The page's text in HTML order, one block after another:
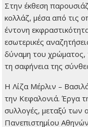
Στην έκθεση
κολλάζ, μέσα από τις
έντονη
εσωτερικές
δύναμη του χρώματος,
τη σαφήνεια της
Η Λίζα Μέρλιν –
την Κεφαλονιά. Έργα
συλλογές, μεταξύ των
Πανεπιστημίου